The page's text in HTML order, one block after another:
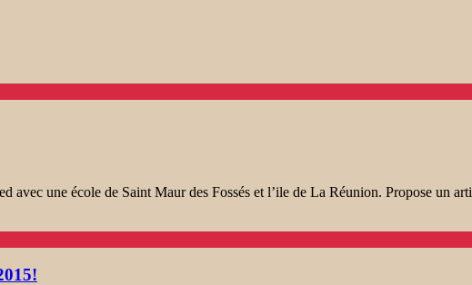
une école de Saint Maur des Fossés et l’ile de La Réunion. Propose un